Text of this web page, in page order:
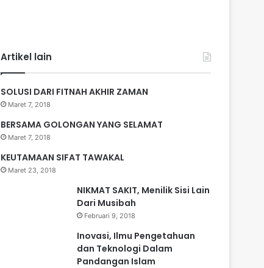
Artikel lain
SOLUSI DARI FITNAH AKHIR ZAMAN
Maret 7, 2018
BERSAMA GOLONGAN YANG SELAMAT
Maret 7, 2018
KEUTAMAAN SIFAT TAWAKAL
Maret 23, 2018
NIKMAT SAKIT, Menilik Sisi Lain
Dari Musibah
Februari 9, 2018
Inovasi, Ilmu Pengetahuan
dan Teknologi Dalam
Pandangan Islam